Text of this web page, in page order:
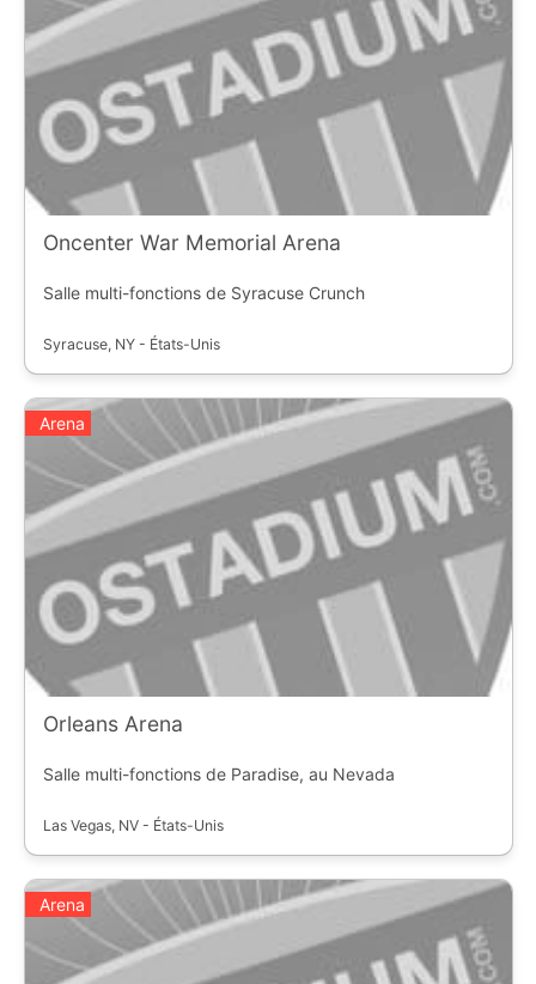
Oncenter War Memorial Arena
Salle multi-fonctions de Syracuse Crunch
Syracuse, NY - États-Unis
Arena
Orleans Arena
Salle multi-fonctions de Paradise, au Nevada
Las Vegas, NV - États-Unis
Arena